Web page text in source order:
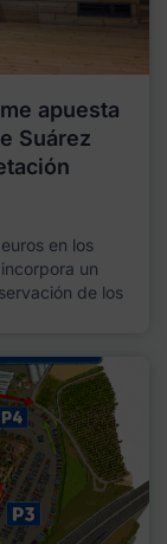
apuesta
Suárez
en los
un
de los